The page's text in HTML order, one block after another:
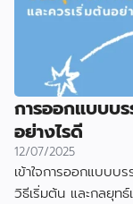
การออกแบบบ
อย่างไรดี
12/07/2025
เข้าใจการออกแบบ
วิธีเริ่มต้น และกลยุท